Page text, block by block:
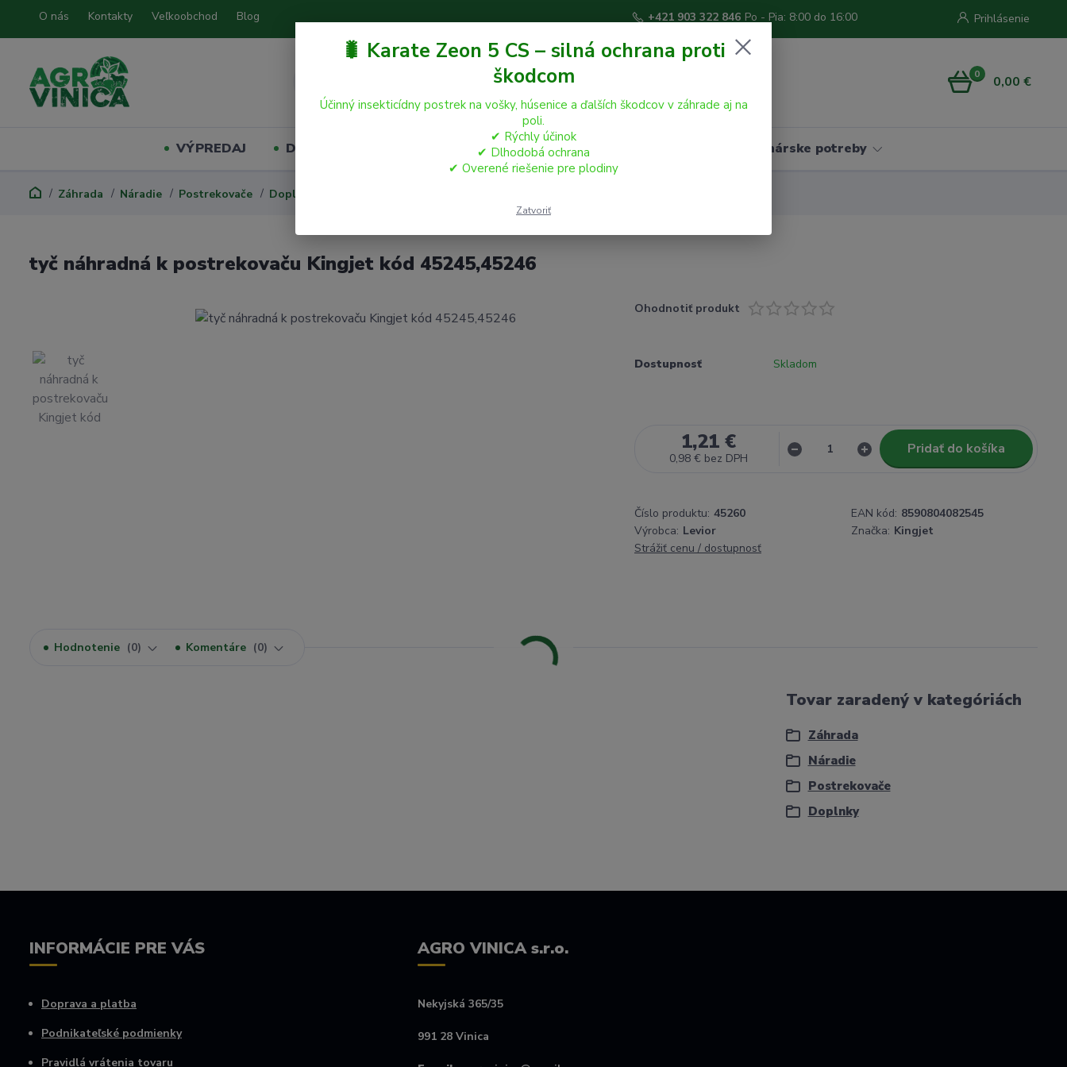
O nás Kontakty Veľkoobchod Blog Prihlásenie
+421 903 322 846 Po - Pia: 8:00 do 16:00
0 0,00 €
VÝPREDAJ Domáci miláčikovia Hospodárske zvieratá Vinárske potreby
Záhrada Náradie Postrekovače Doplnky
tyč náhradná k postrekovaču Kingjet kód 45245,45246
Ohodnotiť produkt
Dostupnosť Skladom
1,21 €
0,98 € bez DPH
Pridať do košíka
Číslo produktu: 45260 EAN kód: 8590804082545
Výrobca: Levior Značka: Kingjet
Strážiť cenu / dostupnosť
Hodnotenie 0 Komentáre 0
Tovar zaradený v kategóriách
Záhrada
Náradie
Postrekovače
Doplnky
INFORMÁCIE PRE VÁS
Doprava a platba
Podnikateľské podmienky
Pravidlá vrátenia tovaru
AGRO VINICA s.r.o.
Nekyjská 365/35
991 28 Vinica
🐛 Karate Zeon 5 CS – silná ochrana proti
škodcom
Účinný insekticídny postrek na vošky, húsenice a ďalších škodcov v záhrade aj na
poli.
✔ Rýchly účinok
✔ Dlhodobá ochrana
✔ Overené riešenie pre plodiny
Zatvoriť